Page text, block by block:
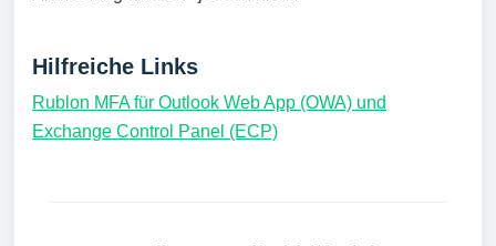
Hilfreiche Links
Rublon MFA für Outlook Web App (OWA) und
Exchange Control Panel (ECP)